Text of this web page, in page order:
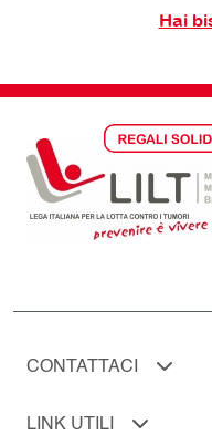
Hai
CONTATTACI
LINK UTILI